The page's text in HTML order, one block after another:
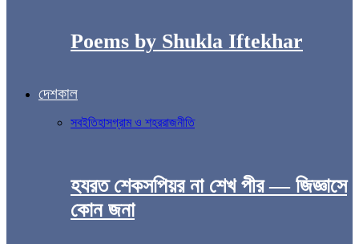
Poems by Shukla Iftekhar
দেশকাল
সবইতিহাসগ্রাম ও শহররাজনীতি
হযরত শেকসপিয়র না শেখ পীর — জিজ্ঞাসে
কোন জনা